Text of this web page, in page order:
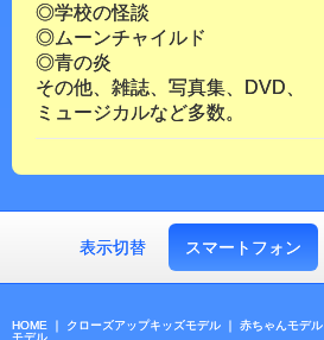
◎学校の怪談
◎ムーンチャイルド
◎青の炎
その他、雑誌、写真集、DVD、
ミュージカルなど多数。
表示切替 スマートフォン
HOME ｜ クローズアップキッズモデル ｜ 赤ちゃんモデル
モデル